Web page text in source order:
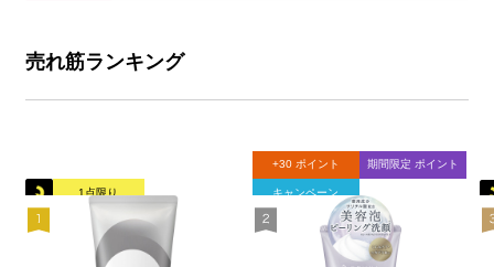
売れ筋ランキング
1点限り
+30 ポイント 期間限定 ポイント
キャンペーン